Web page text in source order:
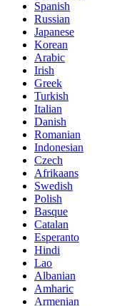
Spanish
Russian
Japanese
Korean
Arabic
Irish
Greek
Turkish
Italian
Danish
Romanian
Indonesian
Czech
Afrikaans
Swedish
Polish
Basque
Catalan
Esperanto
Hindi
Lao
Albanian
Amharic
Armenian